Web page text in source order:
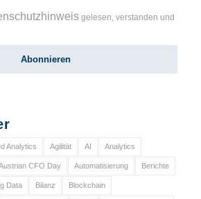
gelesen, verstanden und
Analytics Agilität AI Analytics
CFO Day Automatisierung Berichte
Data Bilanz Blockchain